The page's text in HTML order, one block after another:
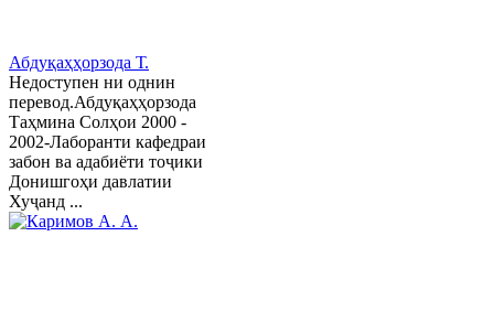
Абдуқаҳҳорзода Т.
Недоступен ни однин
перевод.Абдуқаҳҳорзода
Таҳмина Солҳои 2000 -
2002-Лаборанти кафедраи
забон ва адабиёти тоҷики
Донишгоҳи давлатии
Хуҷанд ...